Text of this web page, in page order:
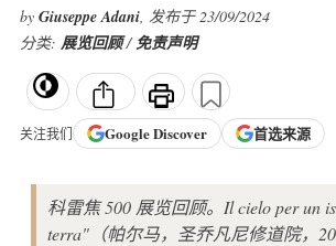
by Giuseppe Adani, 发布于 23/09/2024
分类: 展览回顾/免责声明
关注我们 GoogleDiscover 首选来源
科雷焦 500 展览回顾。Il cielo per un
terra"（帕尔马，圣乔凡尼修道院，